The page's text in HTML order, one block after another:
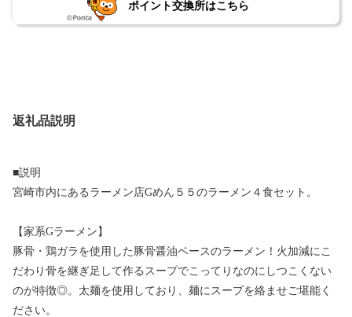
ポイント交換所はこちら
返礼品説明
■説明
宮崎市内にあるラーメン店Gめん５５のラーメン４食セット。
【家系Gラーメン】
豚骨・鶏ガラを使用した豚骨醤油ベースのラーメン！火加減にこ
だわり骨を継ぎ足して作るスープでこってりなのにしつこくない
のが特徴◎。太麺を使用しており、麺にスープを絡ませご堪能く
ださい。